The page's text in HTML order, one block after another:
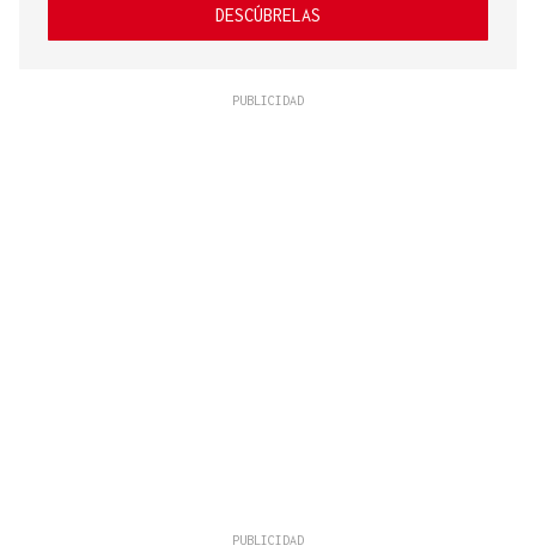
DESCÚBRELAS